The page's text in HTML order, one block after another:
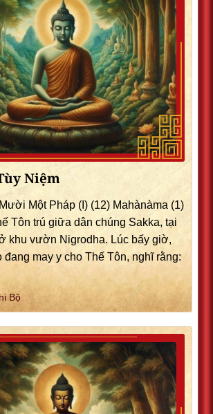
Niệm
Một Pháp (I) (12) Mahànàma (1)
Tôn trú giữa dân chúng Sakka, tại
khu vườn Nigrodha. Lúc bấy giờ,
đang may y cho Thế Tôn, nghĩ rằng:
Bộ